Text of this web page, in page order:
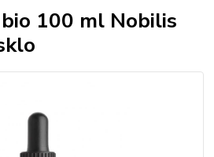
100 ml Nobilis